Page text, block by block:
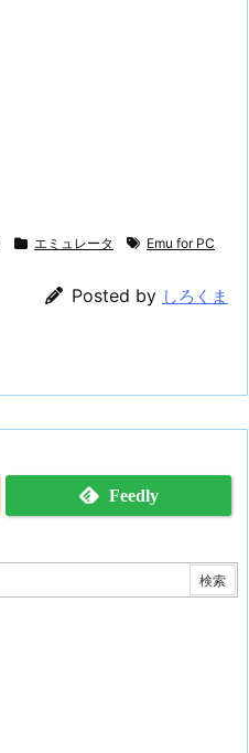
エミュレータ Emu for PC
Posted by しろくま
Feedly